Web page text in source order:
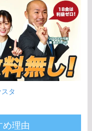
スタ
め理由